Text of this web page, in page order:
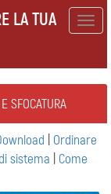
LA TUA
SFOCATURA
Ordinare
sistema
Come